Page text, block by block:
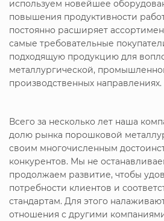
используем новейшее
повышения продуктивности
постоянно расширяет
самые требовательные
подходящую продукцию для
металлургической,
производственных направлениях.
Всего за несколько лет наша
долю рынка порошковой
своим многочисленным
конкурентов. Мы не
продолжаем развитие, чтобы
потребности клиентов и
стандартам. Для этого
отношения с другими